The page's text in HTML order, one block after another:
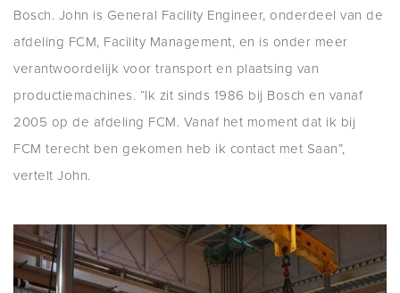
Bosch. John is General Facility Engineer, onderdeel van de
afdeling FCM, Facility Management, en is onder meer
verantwoordelijk voor transport en plaatsing van
productiemachines. “Ik zit sinds 1986 bij Bosch en vanaf
2005 op de afdeling FCM. Vanaf het moment dat ik bij
FCM terecht ben gekomen heb ik contact met Saan”,
vertelt John.